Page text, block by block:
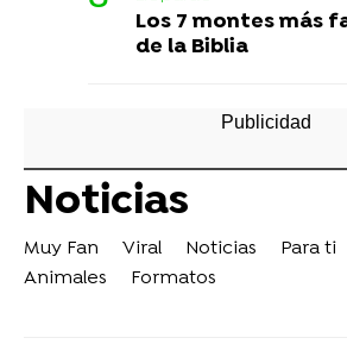
Los 7 montes más
de la Biblia
Noticias
Muy Fan Viral Noticias Para ti
Animales
Formatos